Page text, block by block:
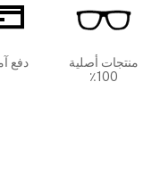
منتجات أصلية
100٪
دفع